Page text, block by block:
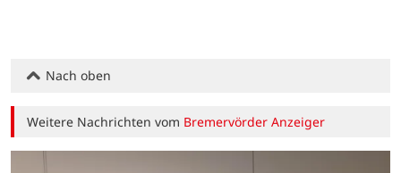
Nach oben
Weitere Nachrichten vom Bremervörder Anzeiger